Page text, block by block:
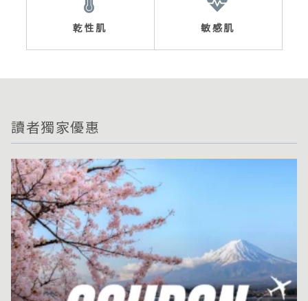
乾性肌 敏感肌
讀者獨家優惠